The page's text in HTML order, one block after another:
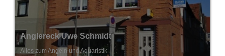
Anne & Herr Schulz
Holzkunstatelier